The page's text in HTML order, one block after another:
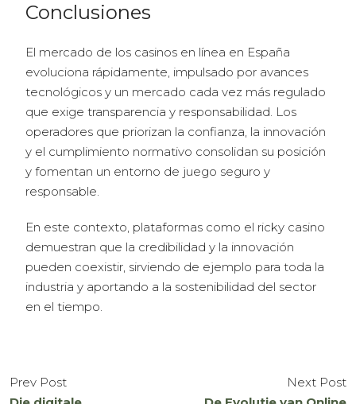
Conclusiones
El mercado de los casinos en línea en España
evoluciona rápidamente, impulsado por avances
tecnológicos y un mercado cada vez más regulado
que exige transparencia y responsabilidad. Los
operadores que priorizan la confianza, la innovación
y el cumplimiento normativo consolidan su posición
y fomentan un entorno de juego seguro y
responsable.
En este contexto, plataformas como el ricky casino
demuestran que la credibilidad y la innovación
pueden coexistir, sirviendo de ejemplo para toda la
industria y aportando a la sostenibilidad del sector
en el tiempo.
Prev Post
Next Post